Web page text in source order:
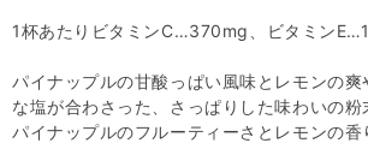
1杯あたりビタミンC…370mg、ビタミン
パイナップルの甘酸っぱい風味とレモンの
な塩が合わさった、さっぱりした味わいの粉
パイナップルのフルーティーさとレモンの香